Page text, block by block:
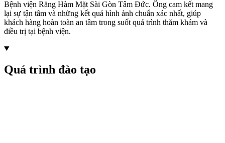
Bệnh viện Răng Hàm Mặt Sài Gòn Tâm Đức. Ông cam kết mang
lại sự tận tâm và những kết quả hình ảnh chuẩn xác nhất, giúp
khách hàng hoàn toàn an tâm trong suốt quá trình thăm khám và
điều trị tại bệnh viện.
Quá trình đào tạo